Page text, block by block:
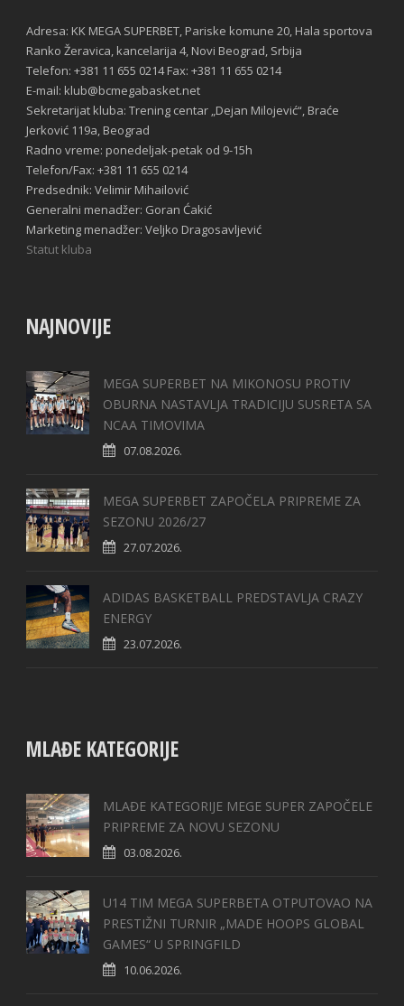
Adresa: KK MEGA SUPERBET, Pariske komune 20, Hala sportova
Ranko Žeravica, kancelarija 4, Novi Beograd, Srbija
Telefon: +381 11 655 0214 Fax: +381 11 655 0214
E-mail: klub@bcmegabasket.net
Sekretarijat kluba: Trening centar „Dejan Milojević“, Braće
Jerković 119a, Beograd
Radno vreme: ponedeljak-petak od 9-15h
Telefon/Fax: +381 11 655 0214
Predsednik: Velimir Mihailović
Generalni menadžer: Goran Ćakić
Marketing menadžer: Veljko Dragosavljević
Statut kluba
NAJNOVIJE
MEGA SUPERBET NA MIKONOSU PROTIV
OBURNA NASTAVLJA TRADICIJU SUSRETA SA
NCAA TIMOVIMA
07.08.2026.
MEGA SUPERBET ZAPOČELA PRIPREME ZA
SEZONU 2026/27
27.07.2026.
ADIDAS BASKETBALL PREDSTAVLJA CRAZY
ENERGY
23.07.2026.
MLAĐE KATEGORIJE
MLAĐE KATEGORIJE MEGE SUPER ZAPOČELE
PRIPREME ZA NOVU SEZONU
03.08.2026.
U14 TIM MEGA SUPERBETA OTPUTOVAO NA
PRESTIŽNI TURNIR „MADE HOOPS GLOBAL
GAMES“ U SPRINGFILD
10.06.2026.